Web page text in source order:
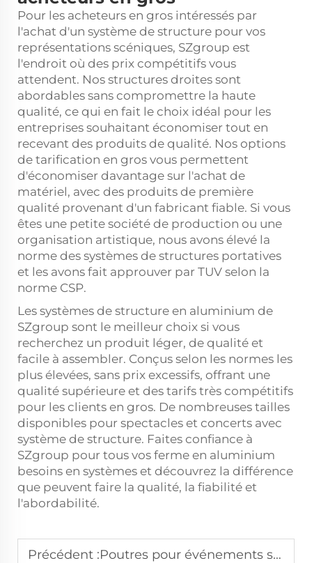
Pour les acheteurs en gros intéressés par
l'achat d'un système de structure pour vos
représentations scéniques, SZgroup est
l'endroit où des prix compétitifs vous
attendent. Nos structures droites sont
abordables sans compromettre la haute
qualité, ce qui en fait le choix idéal pour les
entreprises souhaitant économiser tout en
recevant des produits de qualité. Nos options
de tarification en gros vous permettent
d'économiser davantage sur l'achat de
matériel, avec des produits de première
qualité provenant d'un fabricant fiable. Si vous
êtes une petite société de production ou une
organisation artistique, nous avons élevé la
norme des systèmes de structures portatives
et les avons fait approuver par TUV selon la
norme CSP.
Les systèmes de structure en aluminium de
SZgroup sont le meilleur choix si vous
recherchez un produit léger, de qualité et
facile à assembler. Conçus selon les normes les
plus élevées, sans prix excessifs, offrant une
qualité supérieure et des tarifs très compétitifs
pour les clients en gros. De nombreuses tailles
disponibles pour spectacles et concerts avec
système de structure. Faites confiance à
SZgroup pour tous vos ferme en aluminium
besoins en systèmes et découvrez la différence
que peuvent faire la qualité, la fiabilité et
l'abordabilité.
Précédent :Poutres pour événements supportant les écrans LED et le matériel sonore